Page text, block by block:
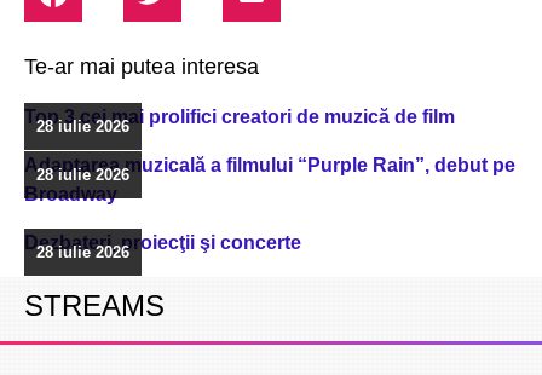
Te-ar mai putea interesa
Top 3 cei mai prolifici creatori de muzică de film
28 iulie 2026
Adaptarea muzicală a filmului “Purple Rain”, debut pe
Broadway
28 iulie 2026
Dezbateri, proiecţii şi concerte
28 iulie 2026
STREAMS